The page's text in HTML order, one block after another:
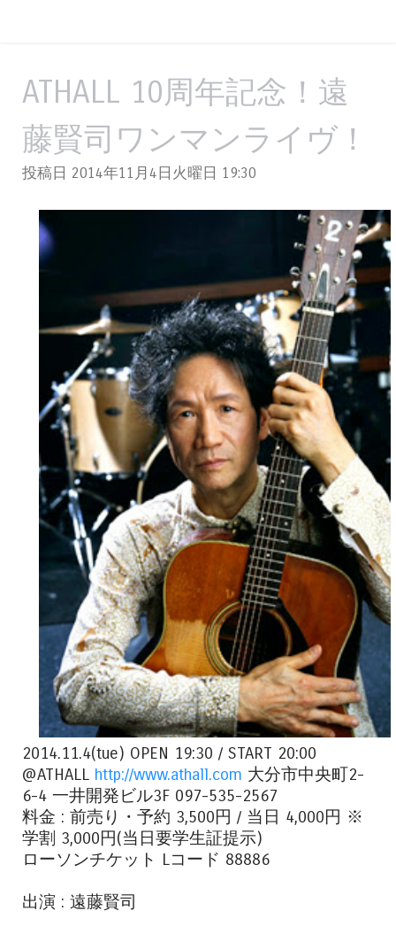
ATHALL 10周年記念！遠
藤賢司ワンマンライヴ！
投稿日 2014年11月4日火曜日 19:30
2014.11.4(tue) OPEN 19:30 / START 20:00
@ATHALL http://www.athall.com 大分市中央町2-
6-4 一井開発ビル3F 097-535-2567
料金 : 前売り・予約 3,500円 / 当日 4,000円 ※
学割 3,000円(当日要学生証提示)
ローソンチケット Lコード 88886
出演 : 遠藤賢司